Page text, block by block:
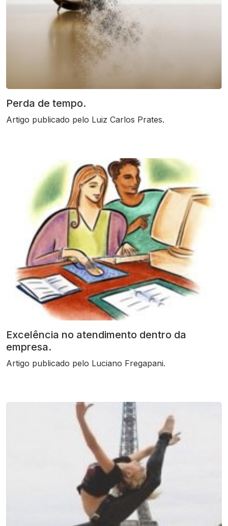
Perda de tempo.
Artigo publicado pelo Luiz Carlos Prates.
Excelência no atendimento dentro da
empresa.
Artigo publicado pelo Luciano Fregapani.